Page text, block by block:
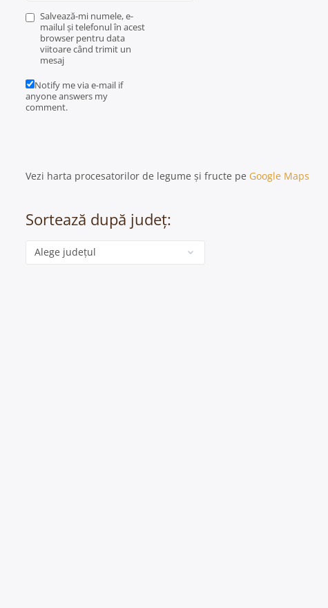
Salvează-mi numele, e-
mailul și telefonul în acest
browser pentru data
viitoare când trimit un
mesaj
Notify me via e-mail if
anyone answers my
comment.
Vezi harta procesatorilor de legume și fructe pe Google Maps
Sortează după județ:
Categorie